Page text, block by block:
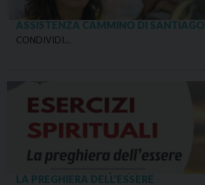
ASSISTENZA CAMMINO DI SANTIAGO
CONDIVIDI…
LA PREGHIERA DELL’ESSERE